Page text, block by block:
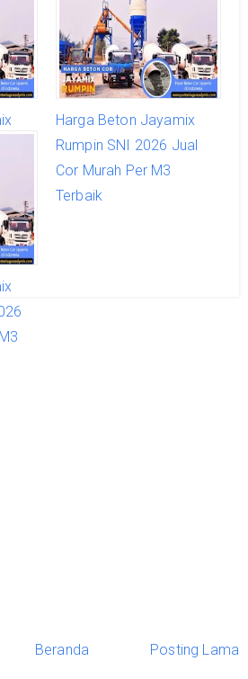
Harga Beton Jayamix
Rumpin SNI 2026 Jual
Cor Murah Per M3
Terbaik
Beranda Posting Lama